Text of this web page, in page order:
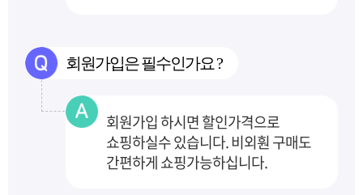
회원가입은 필수인가요 ?
회원가입 하시면 할인가격으로
쇼핑하실수 있습니다. 비외훤 구매도
간편하게 쇼핑가능하십니다.